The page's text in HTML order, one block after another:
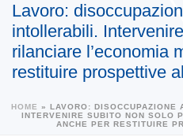
Lavoro:
intollerabili.
rilanciare l’economia
restituire prospettive
HOME » LAVORO: DISOCCUPAZIONE
INTERVENIRE SUBITO NON SOLO
ANCHE PER RESTITUIRE